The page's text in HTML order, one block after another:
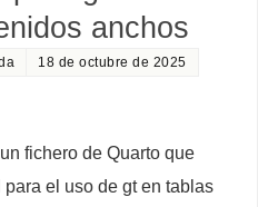
anchos
18 de octubre de 2025
fichero de Quarto que
el uso de gt en tablas